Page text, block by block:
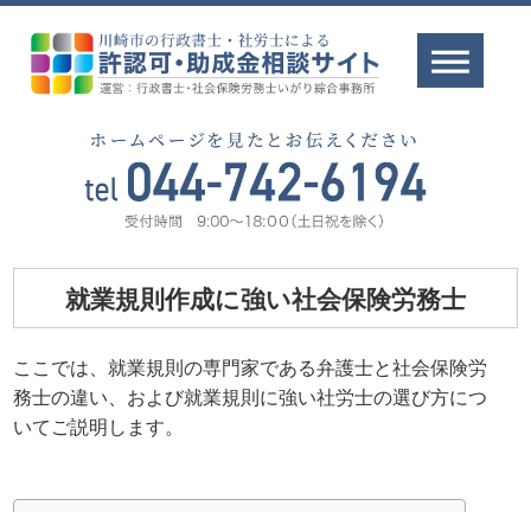
就業規則作成に強い社会保険労務士
ここでは、就業規則の専門家である弁護士と社会保険労
務士の違い、および就業規則に強い社労士の選び方につ
いてご説明します。